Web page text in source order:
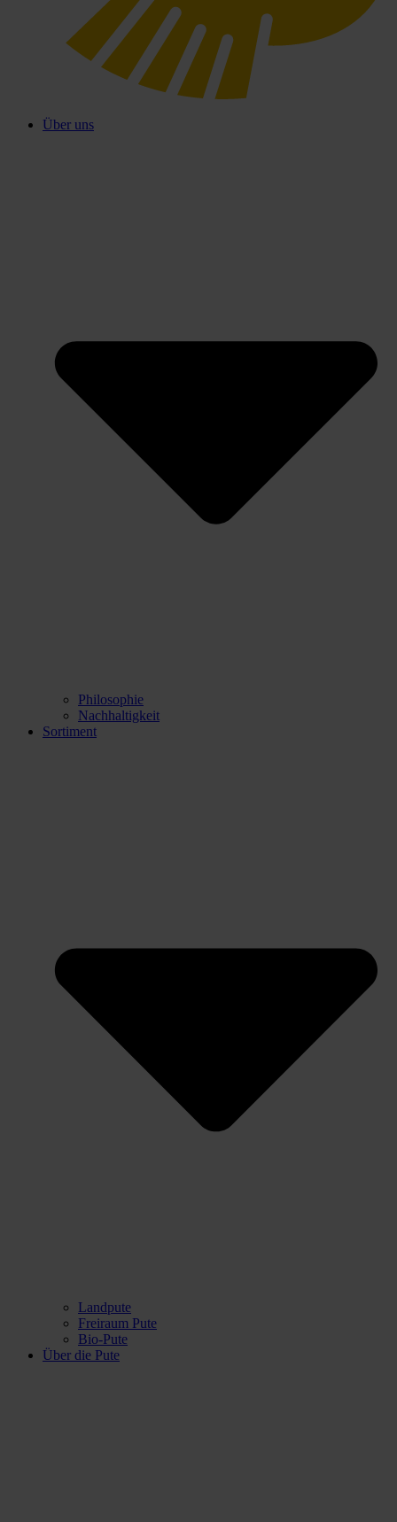
Über uns
Philosophie
Nachhaltigkeit
Sortiment
Landpute
Freiraum Pute
Bio-Pute
Über die Pute